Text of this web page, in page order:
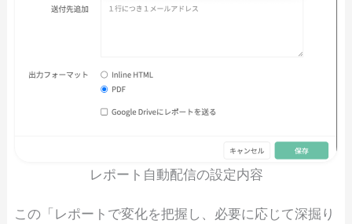
レポート自動配信の設定内容
この「レポートで変化を把握し、必要に応じて深掘り